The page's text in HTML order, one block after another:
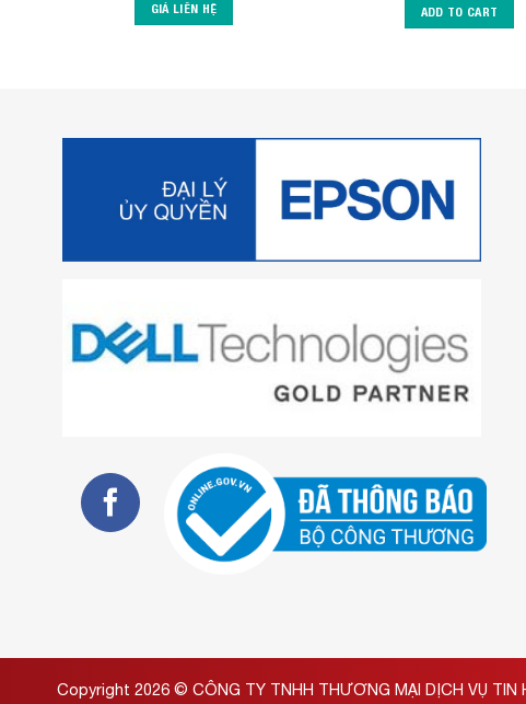
GIÁ LIÊN HỆ ADD TO CART
Copyright 2026 © CÔNG TY TNHH THƯƠNG MẠI DỊCH VỤ TIN